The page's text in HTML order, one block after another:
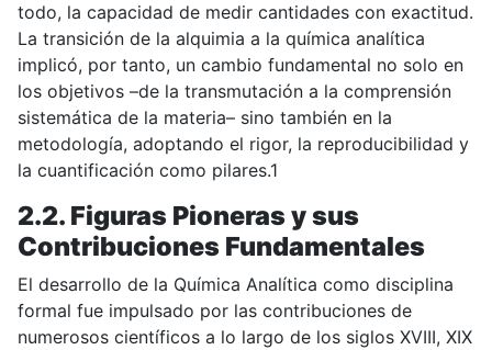
todo, la capacidad de medir cantidades con exactitud.
La transición de la alquimia a la química analítica
implicó, por tanto, un cambio fundamental no solo en
los objetivos –de la transmutación a la comprensión
sistemática de la materia– sino también en la
metodología, adoptando el rigor, la reproducibilidad y
la cuantificación como pilares.1
2.2. Figuras Pioneras y sus
Contribuciones Fundamentales
El desarrollo de la Química Analítica como disciplina
formal fue impulsado por las contribuciones de
numerosos científicos a lo largo de los siglos XVIII, XIX